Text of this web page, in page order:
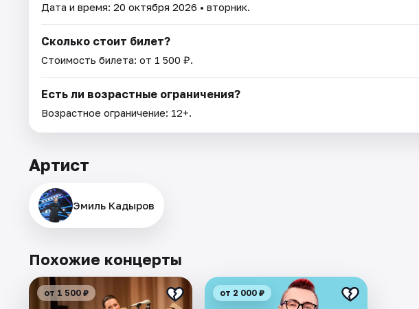
Дата и время: 20 октября 2026 • вторник.
Сколько стоит билет?
Стоимость билета: от 1 500 ₽.
Есть ли возрастные ограничения?
Возрастное ограничение: 12+.
Артист
Эмиль Кадыров
Похожие концерты
от 1 500 ₽ от 2 000 ₽